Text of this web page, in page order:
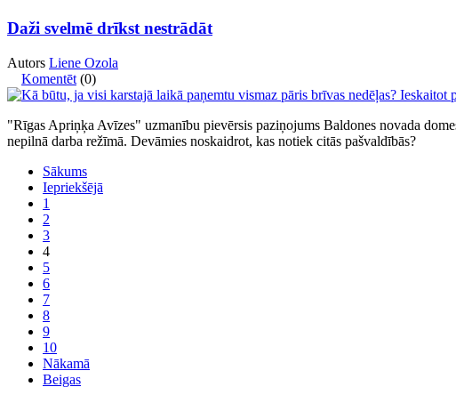
Daži svelmē drīkst nestrādāt
Autors Liene Ozola
Komentēt (0)
"Rīgas Apriņķa Avīzes" uzmanību pievērsis paziņojums Baldones novada
nepilnā darba režīmā. Devāmies noskaidrot, kas notiek citās pašvaldībās?
Sākums
Iepriekšējā
1
2
3
4
5
6
7
8
9
10
Nākamā
Beigas